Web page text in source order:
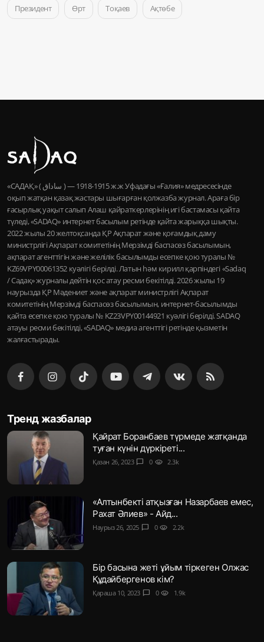
Президент Өрт Тоқаев Ақтөбе
«САДАҚ» ( ساداق ) — 1915-1918 ж.ж Уфадағы «Ғалия» медресесінде
оқып жатқан қазақ жастары шығарған қолжазба журнал. Араға бір
ғасырлық уақыт салып Алаш қайраткерлерінің игі бастамасы қайта
түледі, «SADAQ» интернет басылым ретінде қайта жарыққа шықты.
2022 жылы 20 желтоқсанда ҚР Ақпарат және қоғамдық даму
министрлігі Ақпарат комитетінің Мерзімді баспасөз басылымын,
ақпарат агенттігін және желілік басылымды есепке қою туралы №
KZ69VPY00061352 куәлігі берілді. Латын һәм кирилл қарпіндегі «Sadaq
/ Садақ» журналы дейтін қос атау ресми бекітілді. 2026 жылы 19
наурызда ҚР Мәдениет және ақпарат министрлігі Ақпарат
комитетінің Мерзімді баспасөз басылымын, интернет-басылымды
қайта есепке қою туралы № KZ23VPY00144921 куәлігі берілді. SADAQ
атауы ресми бекітілді, «SADAQ» медиа агенттігі ретінде қызметін
жалғастырады.
Тренд жазбалар
Қайрат Боранбаев түрмеде жатқанда
туған күнін дүркіреті...
Қазан 26, 2023 chat_bubble 0 visibility 2.3k
«Алтынбекті атқызған Назарбаев емес,
Рахат Әлиев» - Айд...
Наурыз 26, 2025 chat_bubble 0 visibility 2.2k
Бір басына жеті ұйым тіркеген Олжас
Құдайбергенов кім?
Қараша 10, 2023 chat_bubble 0 visibility 1.9k